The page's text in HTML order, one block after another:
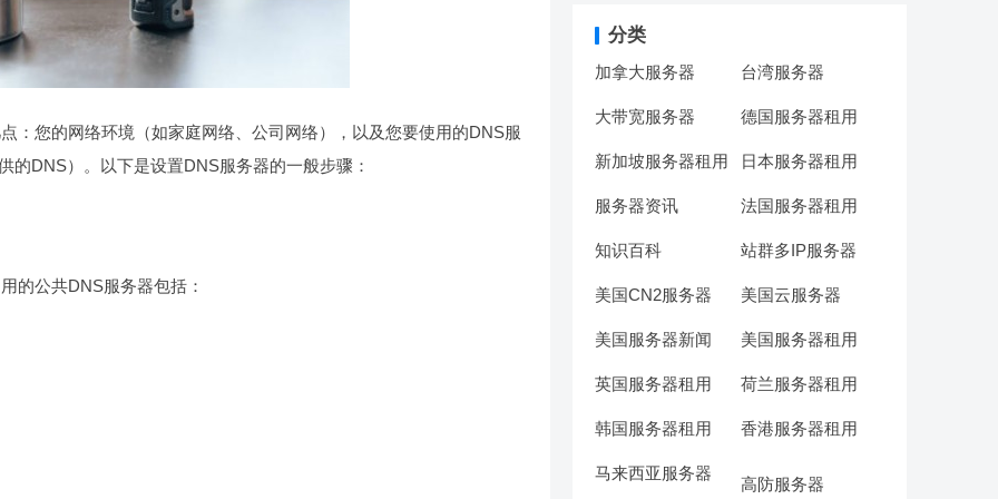
：您的网络环境（如家庭网络、公司网络），以及您要使用的DNS服
的DNS）。以下是设置DNS服务器的一般步骤：
的公共DNS服务器包括：
分类
加拿大服务器 台湾服务器
大带宽服务器 德国服务器租用
新加坡服务器租用 日本服务器租用
服务器资讯 法国服务器租用
知识百科 站群多IP服务器
美国CN2服务器 美国云服务器
美国服务器新闻 美国服务器租用
英国服务器租用 荷兰服务器租用
韩国服务器租用 香港服务器租用
马来西亚服务器
高防服务器